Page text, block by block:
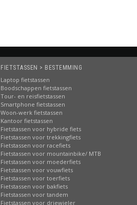
FIETSTASSEN > BESTEMMING
Laptop fietstassen
Boodschappen fietstassen
Tour- en reisfietstassen
Smartphone fietstassen
Woon-werk fietstassen
Kantoor fietstassen
Fietstassen voor hybride fiets
Fietstassen voor trekkingfiets
Fietstassen voor racefiets
Fietstassen voor mountainbike/ MTB
Fietstassen voor moederfiets
Fietstassen voor vouwfiets
Fietstassen voor toerfiets
Fietstassen voor bakfiets
Fietstassen voor tandem
Fietstassen voor driewieler